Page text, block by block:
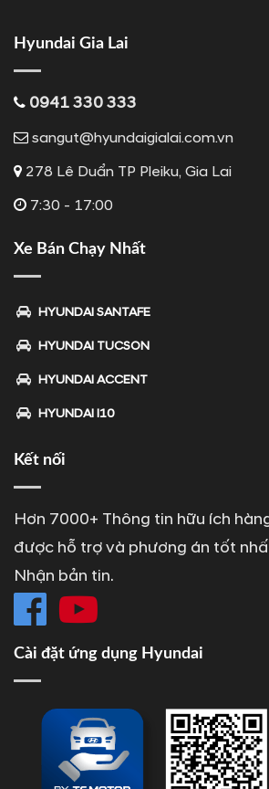
Hyundai Gia Lai
0941 330 333
sangut@hyundaigialai.com.vn
278 Lê Duẩn TP Pleiku, Gia Lai
7:30 - 17:00
Xe Bán Chạy Nhất
HYUNDAI SANTAFE
HYUNDAI TUCSON
HYUNDAI ACCENT
HYUNDAI I10
Kết nối
Hơn 7000+ Thông tin hữu ích
được hỗ trợ và phương án tốt
Nhận bản tin.
Cài đặt ứng dụng Hyundai